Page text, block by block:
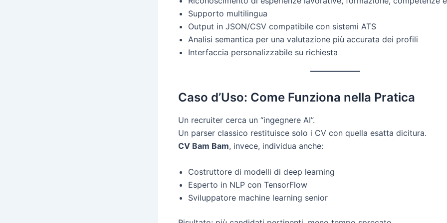
Supporto multilingua
Output in JSON/CSV compatibile con sistemi ATS
Analisi semantica per una valutazione più accurata dei profili
Interfaccia personalizzabile su richiesta
Caso d’Uso: Come Funziona nella Pratica
Un recruiter cerca un “ingegnere AI”.
Un parser classico restituisce solo i CV con quella esatta dicitura.
CV Bam Bam, invece, individua anche:
Costruttore di modelli di deep learning
Esperto in NLP con TensorFlow
Sviluppatore machine learning senior